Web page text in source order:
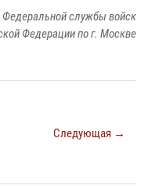
Федеральной службы войск
Федерации по г. Москве
Следующая →